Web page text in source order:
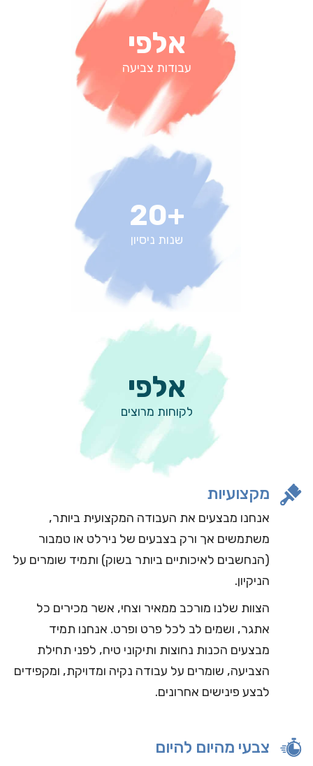
+20
שנות ניסיון
אלפי
לקוחות מרוצים
אלפי
עבודות צביעה
מקצועיות
אנחנו מבצעים את העבודה המקצועית ביותר,
משתמשים אך ורק בצבעים של נירלט או טמבור
(הנחשבים לאיכותיים ביותר בשוק) ותמיד שומרים על
הניקיון.
הצוות שלנו מורכב ממאיר וצחי, אשר מכירים כל
אתגר, ושמים לב לכל פרט ופרט. אנחנו תמיד
מבצעים הכנות נחוצות ותיקוני טיח, לפני תחילת
הצביעה, שומרים על עבודה נקיה ומדויקת, ומקפידים
לבצע פינישים אחרונים.
צבעי מהיום להיום